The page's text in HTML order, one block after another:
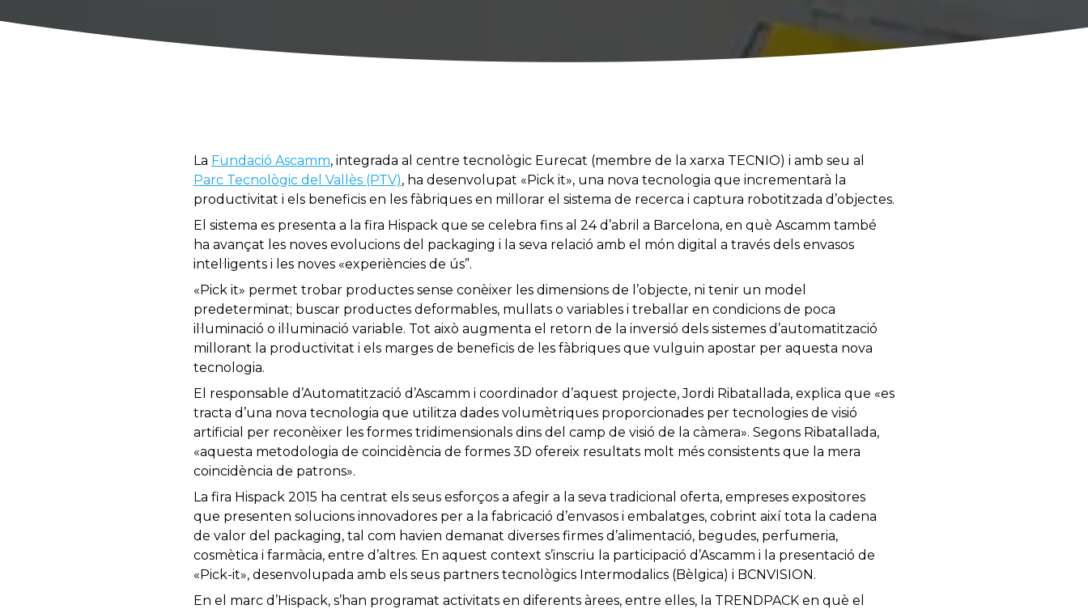
La Fundació Ascamm, integrada al centre tecnològic Eurecat (membre de la xarxa TECNIO) i amb seu al
Parc Tecnològic del Vallès (PTV), ha desenvolupat «Pick it», una nova tecnologia que incrementarà la
productivitat i els beneficis en les fàbriques en millorar el sistema de recerca i captura robotitzada d’objectes.
El sistema es presenta a la fira Hispack que se celebra fins al 24 d’abril a Barcelona, ​​en què Ascamm també
ha avançat les noves evolucions del packaging i la seva relació amb el món digital a través dels envasos
intel·ligents i les noves «experiències de ús”.
«Pick it» permet trobar productes sense conèixer les dimensions de l’objecte, ni tenir un model
predeterminat; buscar productes deformables, mullats o variables i treballar en condicions de poca
il·luminació o il·luminació variable. Tot això augmenta el retorn de la inversió dels sistemes d’automatització
millorant la productivitat i els marges de beneficis de les fàbriques que vulguin apostar per aquesta nova
tecnologia.
El responsable d’Automatització d’Ascamm i coordinador d’aquest projecte, Jordi Ribatallada, explica que «es
tracta d’una nova tecnologia que utilitza dades volumètriques proporcionades per tecnologies de visió
artificial per reconèixer les formes tridimensionals dins del camp de visió de la càmera». Segons Ribatallada,
«aquesta metodologia de coincidència de formes 3D ofereix resultats molt més consistents que la mera
coincidència de patrons».
La fira Hispack 2015 ha centrat els seus esforços a afegir a la seva tradicional oferta, empreses expositores
que presenten solucions innovadores per a la fabricació d’envasos i embalatges, cobrint així tota la cadena
de valor del packaging, tal com havien demanat diverses firmes d’alimentació, begudes, perfumeria,
cosmètica i farmàcia, entre d’altres. En aquest context s’inscriu la participació d’Ascamm i la presentació de
«Pick-it», desenvolupada amb els seus partners tecnològics Intermodalics (Bèlgica) i BCNVISION.
En el marc d’Hispack, s’han programat activitats en diferents àrees, entre elles, la TRENDPACK en què el